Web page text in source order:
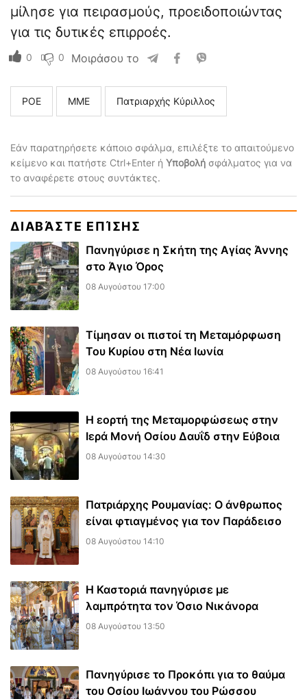
μίλησε για πειρασμούς, προειδοποιώντας
για τις δυτικές επιρροές.
0 0 Μοιράσου το
ΡΟΕ ΜΜΕ Πατριαρχής Κύριλλος
Εάν παρατηρήσετε κάποιο σφάλμα, επιλέξτε το απαιτούμενο
κείμενο και πατήστε Ctrl+Enter ή Υποβολή σφάλματος για να
το αναφέρετε στους συντάκτες.
ΔΙΑΒΆΣΤΕ ΕΠΊΣΗΣ
Πανηγύρισε η Σκήτη της Αγίας Άννης
στο Άγιο Όρος
08 Αυγούστου 17:00
Τίμησαν οι πιστοί τη Μεταμόρφωση
Του Κυρίου στη Νέα Ιωνία
08 Αυγούστου 16:41
Η εορτή της Μεταμορφώσεως στην
Ιερά Μονή Οσίου Δαυΐδ στην Εύβοια
08 Αυγούστου 14:30
Πατριάρχης Ρουμανίας: Ο άνθρωπος
είναι φτιαγμένος για τον Παράδεισο
08 Αυγούστου 14:10
Η Καστοριά πανηγύρισε με
λαμπρότητα τον Όσιο Νικάνορα
08 Αυγούστου 13:50
Πανηγύρισε το Προκόπι για το θαύμα
του Οσίου Ιωάννου του Ρώσσου